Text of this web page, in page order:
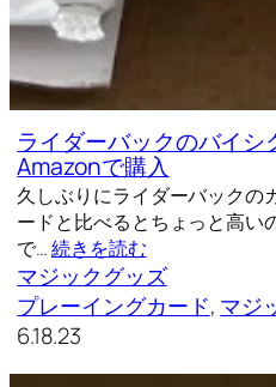
ライダーバックのバイ
Amazonで購入
久しぶりにライダーバックの
ードと比べるとちょっと高い
で…続きを読む
マジックグッズ
プレーイングカード, マジ
6.18.23